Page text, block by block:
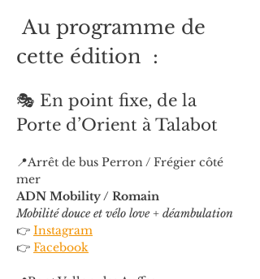
Au programme de
cette édition  :
🎭 En point fixe, de la
Porte d’Orient à Talabot
📍Arrêt de bus Perron / Frégier côté
mer
ADN Mobility / Romain
Mobilité douce et vélo love + déambulation
👉 Instagram
👉 Facebook